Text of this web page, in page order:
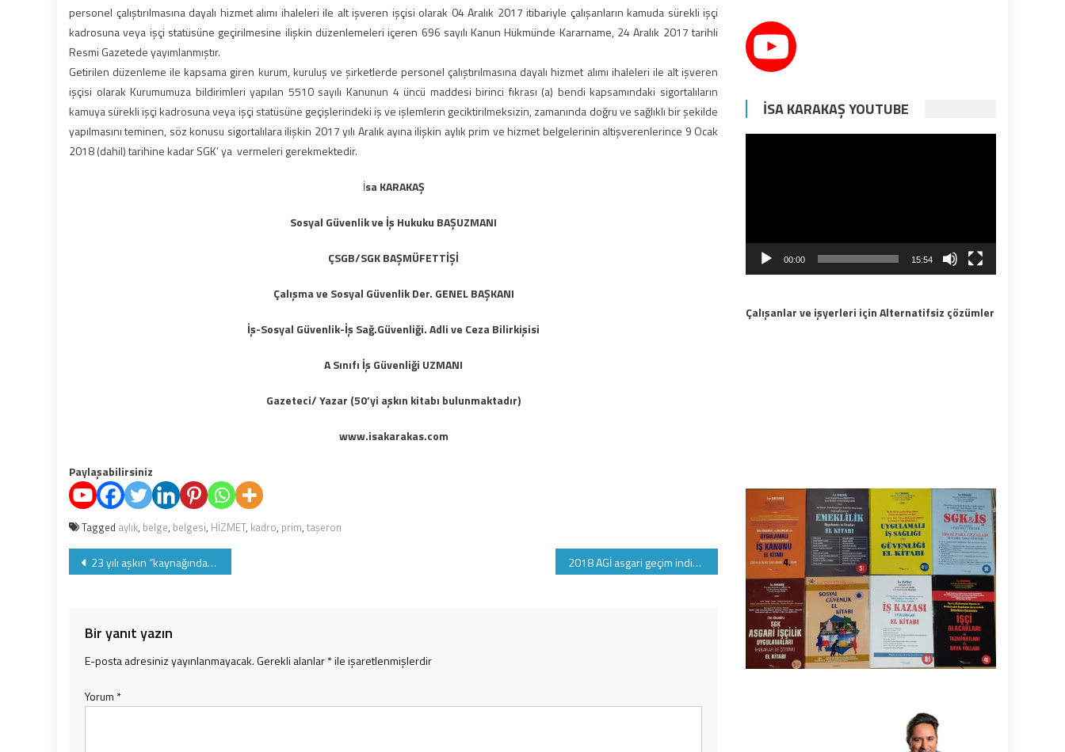
personel çalıştırılmasına dayalı hizmet alımı ihaleleri ile alt işveren işçisi olarak 04 Aralık 2017 itibariyle çalışanların kamuda sürekli işçi
kadrosuna veya işçi statüsüne geçirilmesine ilişkin düzenlemeleri içeren 696 sayılı Kanun Hükmünde Kararname, 24 Aralık 2017 tarihli
Resmi Gazetede yayımlanmıştır.
Getirilen düzenleme ile kapsama giren kurum, kuruluş ve şirketlerde personel çalıştırılmasına dayalı hizmet alımı ihaleleri ile alt işveren
işçisi olarak Kurumumuza bildirimleri yapılan 5510 sayılı Kanunun 4 üncü maddesi birinci fıkrası (a) bendi kapsamındaki sigortalıların
kamuya sürekli işçi kadrosuna veya işçi statüsüne geçişlerindeki iş ve işlemlerin geciktirilmeksizin, zamanında doğru ve sağlıklı bir şekilde
yapılmasını teminen, söz konusu sigortalılara ilişkin 2017 yılı Aralık ayına ilişkin aylık prim ve hizmet belgelerinin altişverenlerince 9 Ocak
2018 (dahil) tarihine kadar SGK’ ya vermeleri gerekmektedir.
İsa KARAKAŞ
Sosyal Güvenlik ve İş Hukuku BAŞUZMANI
ÇSGB/SGK BAŞMÜFETTİŞİ
Çalışma ve Sosyal Güvenlik Der. GENEL BAŞKANI
İş-Sosyal Güvenlik-İş Sağ.Güvenliği. Adli ve Ceza Bilirkişisi
A Sınıfı İş Güvenliği UZMANI
Gazeteci/ Yazar (50’yi aşkın kitabı bulunmaktadır)
www.isakarakas.com
Paylaşabilirsiniz
Tagged aylık, belge, belgesi, HİZMET, kadro, prim, taşeron
Yazı
23 yılı aşkın “kaynağından güvenilir-pratik sosyal güvenlik” nice mutlu senelere 2018 AGİ asgari geçim indirimi ne kadar
Bir yanıt yazın
E-posta adresiniz yayınlanmayacak.Gerekli alanlar*ile işaretlenmişlerdir
Yorum *
İSA KARAKAŞ YOUTUBE
00:00 15:54
Çalışanlar ve işyerleri için Alternatifsiz çözümler